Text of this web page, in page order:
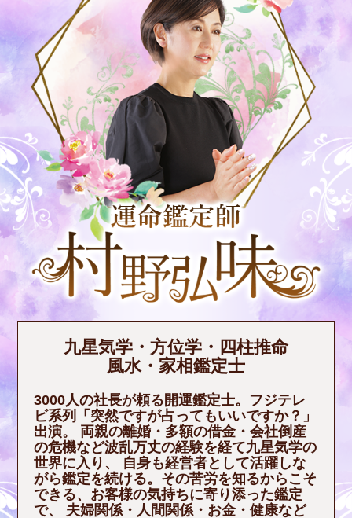
九星気学・方位学・四柱推命
風水・家相鑑定士
3000人の社長が頼る開運鑑定士。フジテレ
ビ系列「突然ですが占ってもいいですか？」
出演。 両親の離婚・多額の借金・会社倒産
の危機など波乱万丈の経験を経て九星気学の
世界に入り、 自身も経営者として活躍しな
がら鑑定を続ける。その苦労を知るからこそ
できる、お客様の気持ちに寄り添った鑑定
で、 夫婦関係・人間関係・お金・健康など